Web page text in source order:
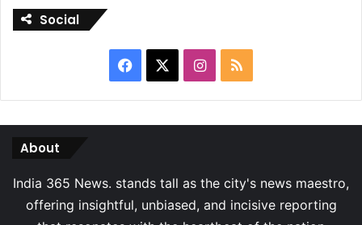
Social
Facebook Instagram
RSS
About